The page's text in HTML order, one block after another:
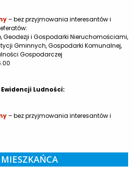
– bez przyjmowania interesantów i
Geodezji i Gospodarki Nieruchomościami,
Gminnych, Gospodarki Komunalnej,
Gospodarczej
Ludności:
– bez przyjmowania interesantów i